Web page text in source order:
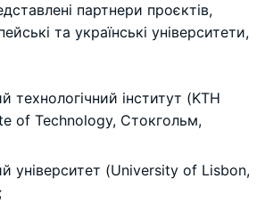
партнери проєктів,
та українські університети,
технологічний інститут (KTH
of Technology, Стокгольм,
університет (University of Lisbon,